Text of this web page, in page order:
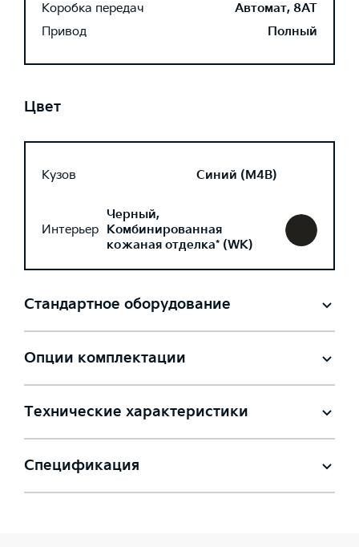
Коробка передач
Автомат, 8AT
Привод
Полный
Цвет
Кузов Синий (M4B)
Интерьер
Черный,
Комбинированная
кожаная отделка* (WK)
Стандартное оборудование
Опции комплектации
Технические характеристики
Спецификация